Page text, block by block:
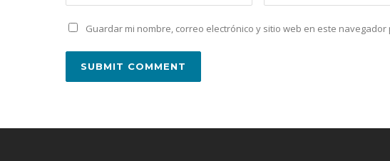
Guardar mi nombre, correo electrónico y sitio web en este